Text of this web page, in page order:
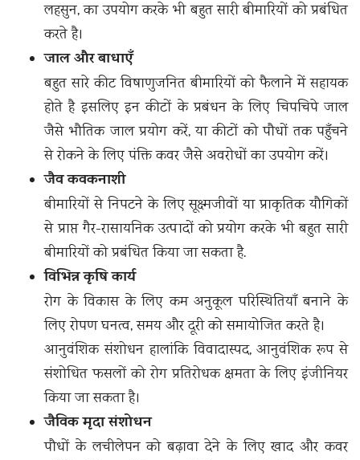
लहसुन, का उपयोग करके भी बहुत सारी बीमारियों को प्रबंधित
करते है।
जाल और बाधाएँ
बहुत सारे कीट विषाणुजनित बीमारियों को फैलाने में सहायक
होते है इसलिए इन कीटों के प्रबंधन के लिए चिपचिपे जाल
जैसे भौतिक जाल प्रयोग करें, या कीटों को पौधों तक पहुँचने
से रोकने के लिए पंक्ति कवर जैसे अवरोधों का उपयोग करें।
जैव कवकनाशी
बीमारियों से निपटने के लिए सूक्ष्मजीवों या प्राकृतिक यौगिकों
से प्राप्त गैर-रासायनिक उत्पादों को प्रयोग करके भी बहुत सारी
बीमारियों को प्रबंधित किया जा सकता है.
विभिन्न कृषि कार्य
रोग के विकास के लिए कम अनुकूल परिस्थितियाँ बनाने के
लिए रोपण घनत्व, समय और दूरी को समायोजित करते है।
आनुवंशिक संशोधन हालांकि विवादास्पद, आनुवंशिक रूप से
संशोधित फसलों को रोग प्रतिरोधक क्षमता के लिए इंजीनियर
किया जा सकता है।
जैविक मृदा संशोधन
पौधों के लचीलेपन को बढ़ावा देने के लिए खाद और कवर